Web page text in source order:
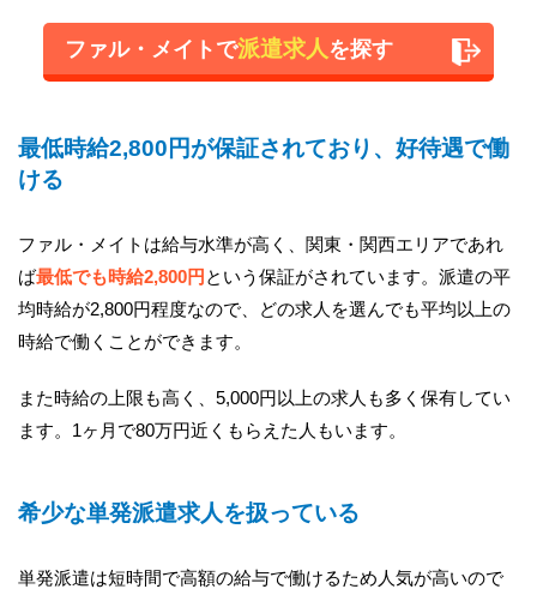
ファル・メイトで派遣求人 を探す
最低時給2,800円が保証されており、好待遇で働
ける
ファル・メイトは給与水準が高く、関東・関西エリアであれ
ば最低でも時給2,800円 という保証がされています。派遣の平
均時給が2,800円程度なので、どの求人を選んでも平均以上の
時給で働くことができます。
また時給の上限も高く、5,000円以上の求人も多く保有してい
ます。1ヶ月で80万円近くもらえた人もいます。
希少な単発派遣求人を扱っている
単発派遣は短時間で高額の給与で働けるため人気が高いので